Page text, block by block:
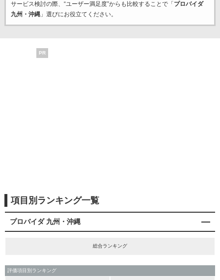
サービス検討の際、“ユーザー満足度”からも比較することで「 プロバイダ
九州・沖縄」選びにお役立てください。
PR
項目別ランキング一覧
プロバイダ 九州・沖縄
総合ランキング
評価項目別ランキング